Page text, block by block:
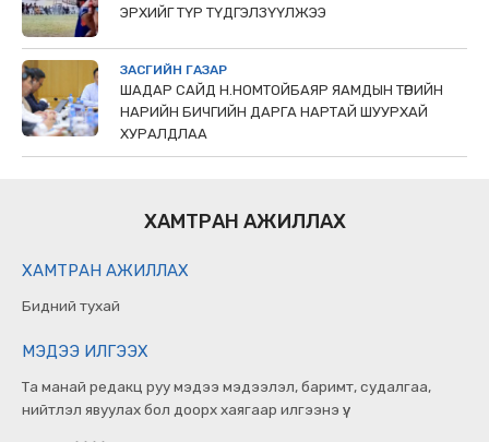
ЭРХИЙГ ТҮР ТҮДГЭЛЗҮҮЛЖЭЭ
ЗАСГИЙН ГАЗАР
ШАДАР САЙД Н.НОМТОЙБАЯР ЯАМДЫН ТӨРИЙН
НАРИЙН БИЧГИЙН ДАРГА НАРТАЙ ШУУРХАЙ
ХУРАЛДЛАА
ХАМТРАН АЖИЛЛАХ
ХАМТРАН АЖИЛЛАХ
Бидний тухай
МЭДЭЭ ИЛГЭЭХ
Та манай редакц руу мэдээ мэдээлэл, баримт, судалгаа,
нийтлэл явуулах бол доорх хаягаар илгээнэ үү.